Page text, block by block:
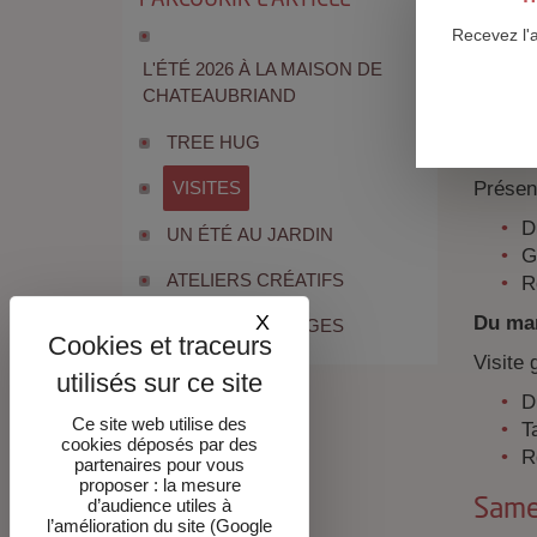
Recevez
L'ÉTÉ 2026 À LA MAISON DE
CHATEAUBRIAND
TREE HUG
VISITES
UN ÉTÉ AU JARDIN
ATELIERS CRÉATIFS
TOUTES LES PAGES
Du
Visite
Ce site web utilise des
cookies déposés par des
partenaires pour vous
proposer : la mesure
d’audience utiles à
l’amélioration du site (Google
X Masquer le bandeau des